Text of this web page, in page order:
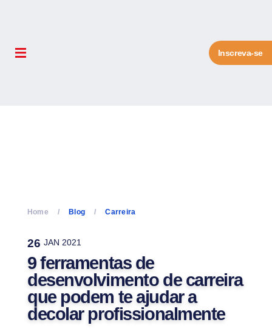
Inscreva-se
Home Blog Carreira
26 JAN 2021
9 ferramentas de
desenvolvimento de carreira
que podem te ajudar a
decolar profissionalmente